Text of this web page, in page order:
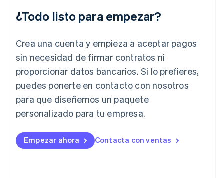
¿Todo listo para empezar?
Crea una cuenta y empieza a aceptar pagos
sin necesidad de firmar contratos ni
proporcionar datos bancarios. Si lo prefieres,
puedes ponerte en contacto con nosotros
para que diseñemos un paquete
personalizado para tu empresa.
Empezar ahora Contacta con ventas
Irlanda
Italia
English
Japón
日本語English
Letonia
Liechtenstein
DeutschEnglish
English
Luxemburgo